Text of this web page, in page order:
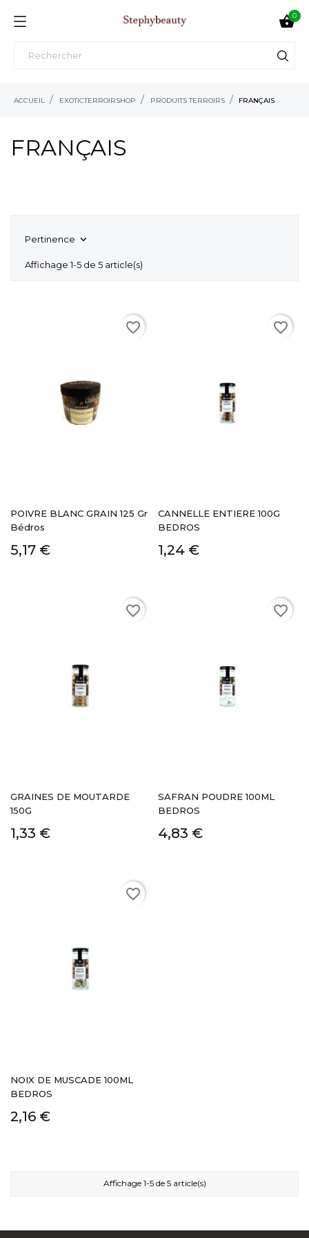
0
ACCUEIL EXOTICTERROIRSHOP PRODUITS TERROIRS FRANÇAIS
FRANÇAIS
Pertinence 
Affichage 1-5 de 5 article(s)
POIVRE BLANC GRAIN 125 Gr
Bédros
5,17 €
favorite_border
CANNELLE ENTIERE 100G
BEDROS
1,24 €
favorite_border
GRAINES DE MOUTARDE
150G
1,33 €
favorite_border
SAFRAN POUDRE 100ML
BEDROS
4,83 €
favorite_border
NOIX DE MUSCADE 100ML
BEDROS
2,16 €
favorite_border
Affichage 1-5 de 5 article(s)